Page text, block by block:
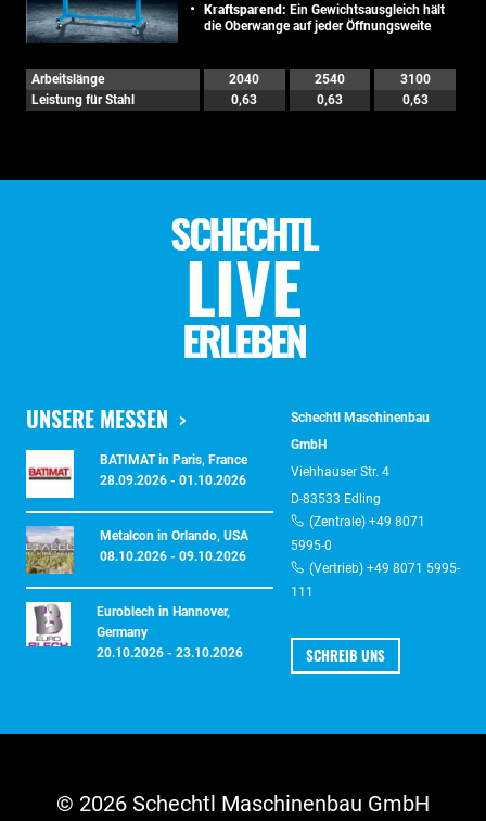
Kraftsparend: Ein Gewichtsausgleich hält
die Oberwange auf jeder Öffnungsweite
Arbeitslänge 2040 2540
3100
Leistung für Stahl
0,63 0,63 0,63
SCHECHTL
LIVE
ERLEBEN
UNSERE MESSEN
BATIMAT in Paris, France
28.09.2026 - 01.10.2026
Metalcon in Orlando, USA
08.10.2026 - 09.10.2026
Euroblech in Hannover,
Germany
20.10.2026 - 23.10.2026
Schechtl Maschinenbau
GmbH
Viehhauser Str. 4
D-83533 Edling
(Zentrale) +49 8071
5995-0
(Vertrieb) +49 8071 5995-
111
SCHREIB UNS
© 2026 Schechtl Maschinenbau GmbH